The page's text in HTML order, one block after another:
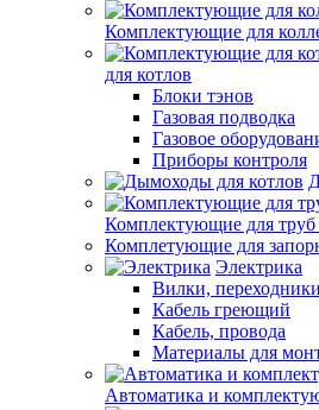
Комплектующие для
для котлов
Блоки тэнов
Газовая подводка
Газовое
Приборы контроля
Комплектующие для труб
Комплетующие для
Электрика
Вилки,
Кабель греющий
Кабель, провода
Материалы для
Автоматика и